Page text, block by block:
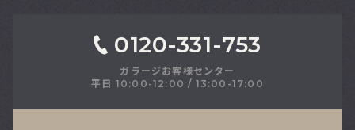
0120-331-753
ガラージお客様センター
平日 10:00-12:00 / 13:00-17:00